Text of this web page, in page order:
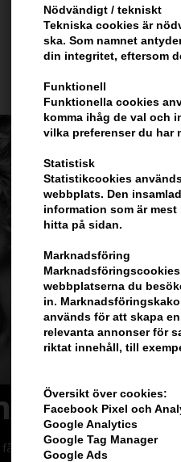
Nödvändigt / tekniskt
Tekniska cookies är
ska. Som namnet
din integritet, eftersom
Funktionell
Funktionella cookies
komma ihåg de val och
vilka preferenser du har
Statistisk
Statistikcookies
webbplats. Den
information som är
hitta på sidan.
Marknadsföring
webbplatserna du
in.
används för att skapa
relevanta annonser för
riktat innehåll, till
Översikt över cookies:
Facebook Pixel och
Google Analytics
Google Tag Manager
Google Ads
på hela
rabatter när du handlar